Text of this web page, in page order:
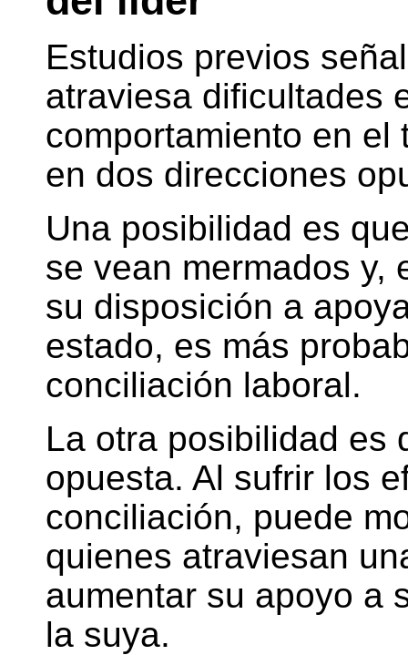
Estudios previos
atraviesa dificultades
comportamiento en el
en dos direcciones
Una posibilidad es
se vean mermados y,
su disposición a
estado, es más
conciliación laboral.
La otra posibilidad es
opuesta. Al sufrir los
conciliación, puede
quienes atraviesan
aumentar su apoyo a
la suya.